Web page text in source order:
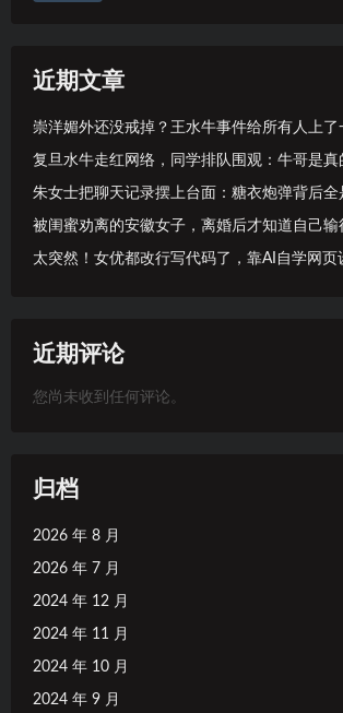
近期文章
崇洋媚外还没戒掉？王水牛事件给所有人上了
复旦水牛走红网络，同学排队围观：牛哥是真
朱女士把聊天记录摆上台面：糖衣炮弹背后全
被闺蜜劝离的安徽女子，离婚后才知道自己输
太突然！女优都改行写代码了，靠AI自学网页
近期评论
您尚未收到任何评论。
归档
2026 年 8 月
2026 年 7 月
2024 年 12 月
2024 年 11 月
2024 年 10 月
2024 年 9 月